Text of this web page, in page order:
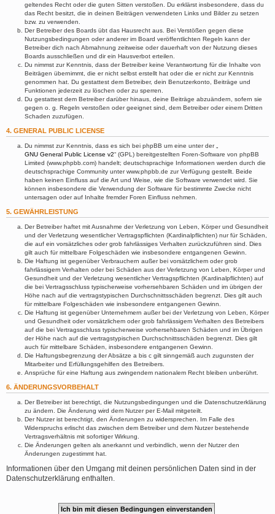
geltendes Recht oder die guten Sitten verstoßen. Du erklärst insbesondere, dass du
das Recht besitzt, die in deinen Beiträgen verwendeten Links und Bilder zu setzen
bzw. zu verwenden.
Der Betreiber des Boards übt das Hausrecht aus. Bei Verstößen gegen diese
Nutzungsbedingungen oder anderer im Board veröffentlichten Regeln kann der
Betreiber dich nach Abmahnung zeitweise oder dauerhaft von der Nutzung dieses
Boards ausschließen und dir ein Hausverbot erteilen.
Du nimmst zur Kenntnis, dass der Betreiber keine Verantwortung für die Inhalte von
Beiträgen übernimmt, die er nicht selbst erstellt hat oder die er nicht zur Kenntnis
genommen hat. Du gestattest dem Betreiber, dein Benutzerkonto, Beiträge und
Funktionen jederzeit zu löschen oder zu sperren.
Du gestattest dem Betreiber darüber hinaus, deine Beiträge abzuändern, sofern sie
gegen o. g. Regeln verstoßen oder geeignet sind, dem Betreiber oder einem Dritten
Schaden zuzufügen.
4. GENERAL PUBLIC LICENSE
Du nimmst zur Kenntnis, dass es sich bei phpBB um eine unter der „
GNU General Public License v2“ (GPL) bereitgestellten Foren-Software von phpBB
Limited (www.phpbb.com) handelt; deutschsprachige Informationen werden durch die
deutschsprachige Community unter www.phpbb.de zur Verfügung gestellt. Beide
haben keinen Einfluss auf die Art und Weise, wie die Software verwendet wird. Sie
können insbesondere die Verwendung der Software für bestimmte Zwecke nicht
untersagen oder auf Inhalte fremder Foren Einfluss nehmen.
5. GEWÄHRLEISTUNG
Der Betreiber haftet mit Ausnahme der Verletzung von Leben, Körper und Gesundheit
und der Verletzung wesentlicher Vertragspflichten (Kardinalpflichten) nur für Schäden,
die auf ein vorsätzliches oder grob fahrlässiges Verhalten zurückzuführen sind. Dies
gilt auch für mittelbare Folgeschäden wie insbesondere entgangenen Gewinn.
Die Haftung ist gegenüber Verbrauchern außer bei vorsätzlichem oder grob
fahrlässigem Verhalten oder bei Schäden aus der Verletzung von Leben, Körper und
Gesundheit und der Verletzung wesentlicher Vertragspflichten (Kardinalpflichten) auf
die bei Vertragsschluss typischerweise vorhersehbaren Schäden und im übrigen der
Höhe nach auf die vertragstypischen Durchschnittsschäden begrenzt. Dies gilt auch
für mittelbare Folgeschäden wie insbesondere entgangenen Gewinn.
Die Haftung ist gegenüber Unternehmern außer bei der Verletzung von Leben, Körper
und Gesundheit oder vorsätzlichem oder grob fahrlässigem Verhalten des Betreibers
auf die bei Vertragsschluss typischerweise vorhersehbaren Schäden und im Übrigen
der Höhe nach auf die vertragstypischen Durchschnittsschäden begrenzt. Dies gilt
auch für mittelbare Schäden, insbesondere entgangenen Gewinn.
Die Haftungsbegrenzung der Absätze a bis c gilt sinngemäß auch zugunsten der
Mitarbeiter und Erfüllungsgehilfen des Betreibers.
Ansprüche für eine Haftung aus zwingendem nationalem Recht bleiben unberührt.
6. ÄNDERUNGSVORBEHALT
Der Betreiber ist berechtigt, die Nutzungsbedingungen und die Datenschutzerklärung
zu ändern. Die Änderung wird dem Nutzer per E-Mail mitgeteilt.
Der Nutzer ist berechtigt, den Änderungen zu widersprechen. Im Falle des
Widerspruchs erlischt das zwischen dem Betreiber und dem Nutzer bestehende
Vertragsverhältnis mit sofortiger Wirkung.
Die Änderungen gelten als anerkannt und verbindlich, wenn der Nutzer den
Änderungen zugestimmt hat.
Informationen über den Umgang mit deinen persönlichen Daten sind in der
Datenschutzerklärung enthalten.